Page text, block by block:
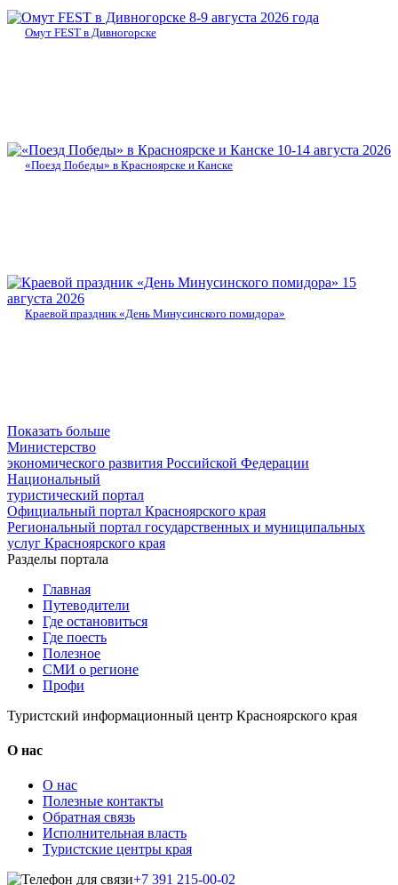
8-9 августа 2026 года
Омут FEST в Дивногорске
10-14 августа 2026
«Поезд Победы» в Красноярске и Канске
15
августа 2026
Краевой праздник «День Минусинского помидора»
Показать больше
Министерство
экономического развития Российской Федерации
Национальный
туристический портал
Официальный портал Красноярского края
Региональный портал государственных и муниципальных
услуг Красноярского края
Разделы портала
Главная
Путеводители
Где остановиться
Где поесть
Полезное
СМИ о регионе
Профи
Туристский информационный центр Красноярского края
О нас
О нас
Полезные контакты
Обратная связь
Исполнительная власть
Туристские центры края
+7 391 215-00-02